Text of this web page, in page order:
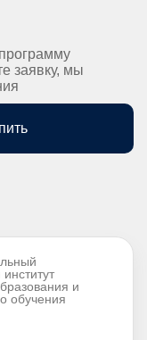
заявку, мы
и
обучения